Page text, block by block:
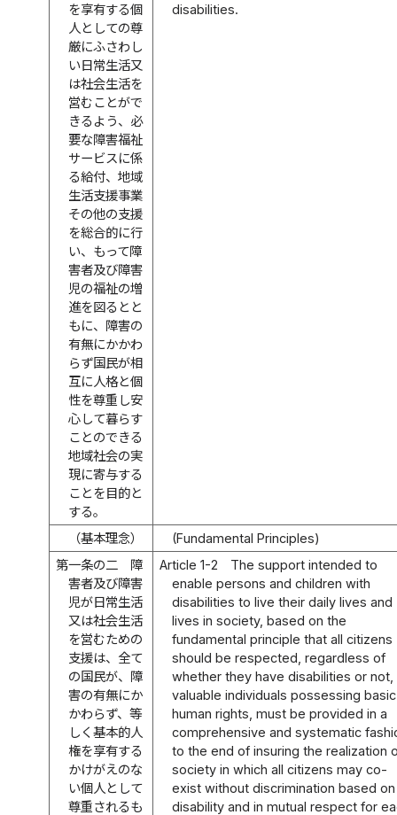
を享有する個
人としての尊
厳にふさわし
い日常生活又
は社会生活を
営むことがで
きるよう、必
要な障害福祉
サービスに係
る給付、地域
生活支援事業
その他の支援
を総合的に行
い、もって障
害者及び障害
児の福祉の増
進を図るとと
もに、障害の
有無にかかわ
らず国民が相
互に人格と個
性を尊重し安
心して暮らす
ことのできる
地域社会の実
現に寄与する
ことを目的と
する。
disabilities.
（基本理念）
(Fundamental Principles)
第一条の二
障
害者及び障害
児が日常生活
又は社会生活
を営むための
支援は、全て
の国民が、障
害の有無にか
かわらず、等
しく基本的人
権を享有する
かけがえのな
い個人として
尊重されるも
Article 1-2
The support intended to
enable persons and children with
disabilities to live their daily lives and
lives in society, based on the
fundamental principle that all citizens
should be respected, regardless of
whether they have disabilities or not,
valuable individuals possessing basic
human rights, must be provided in a
comprehensive and systematic
to the end of insuring the realization
society in which all citizens may co-
exist without discrimination based on
disability and in mutual respect for